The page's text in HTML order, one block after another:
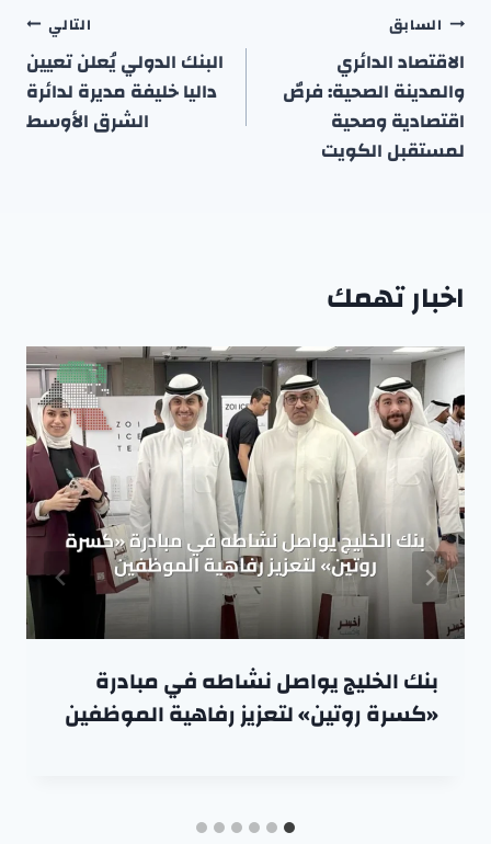
تصفّح
المقالات
السابق
الاقتصاد الدائري
والمدينة الصحية: فرصٌ
اقتصادية وصحية
لمستقبل الكويت
التالي
البنك الدولي يُعلن تعيين
داليا خليفة مديرة لدائرة
الشرق الأوسط
اخبار تهمك
بنك الخليج يواصل نشاطه في مبادرة
«كسرة روتين» لتعزيز رفاهية الموظفين